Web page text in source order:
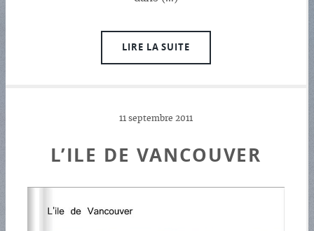
LIRE LA SUITE
11 septembre 2011
L’ILE DE VANCOUVER